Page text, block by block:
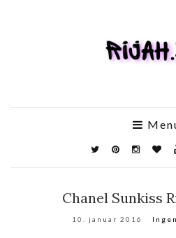
Chanel Sunkiss
10. januar 2016